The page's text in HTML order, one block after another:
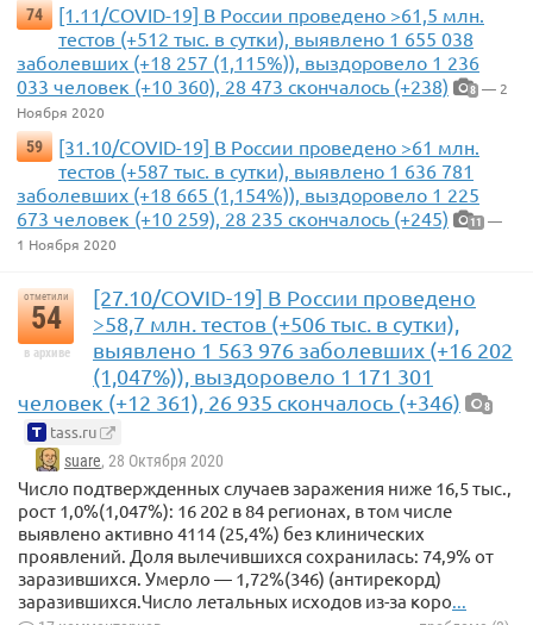
74
[1.11/COVID-19] В России проведено >61,5 млн.
тестов (+512 тыс. в сутки), выявлено 1 655 038
заболевших (+18 257 (1,115%)), выздоровело 1 236
033 человек (+10 360), 28 473 скончалось (+238)
8 — 2
Ноября 2020
59
[31.10/COVID-19] В России проведено >61 млн.
тестов (+587 тыс. в сутки), выявлено 1 636 781
заболевших (+18 665 (1,154%)), выздоровело 1 225
673 человек (+10 259), 28 235 скончалось (+245)
11 —
1 Ноября 2020
отметили
54
в архиве
[27.10/COVID-19] В России проведено
>58,7 млн. тестов (+506 тыс. в сутки),
выявлено 1 563 976 заболевших (+16 202
(1,047%)), выздоровело 1 171 301
человек (+12 361), 26 935 скончалось (+346)
8
tass.ru
suare, 28 Октября 2020
Число подтвержденных случаев заражения ниже 16,5 тыс.,
рост 1,0%(1,047%): 16 202 в 84 регионах, в том числе
выявлено активно 4114 (25,4%) без клинических
проявлений. Доля вылечившихся сохранилась: 74,9% от
заразившихся. Умерло — 1,72%(346) (антирекорд)
заразившихся.Число летальных исходов из-за коро...